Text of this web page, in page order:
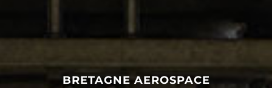
BRETAGNE AEROSPACE